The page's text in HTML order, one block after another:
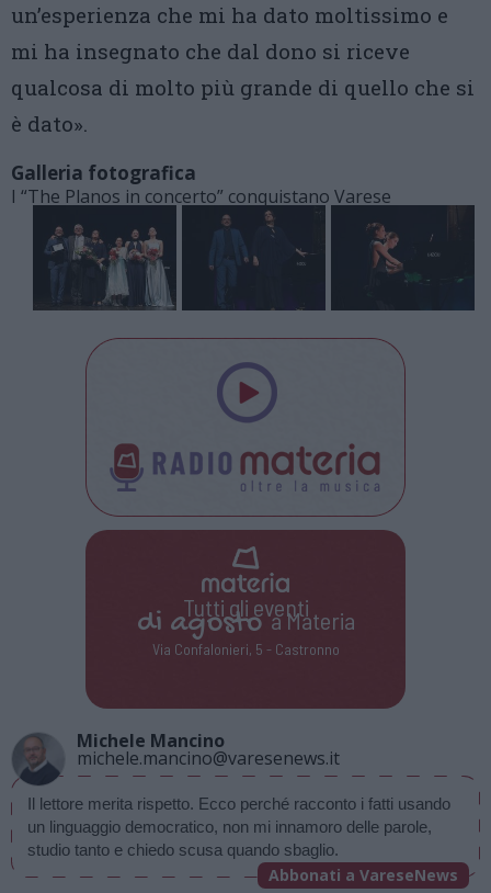
un’esperienza che mi ha dato moltissimo e
mi ha insegnato che dal dono si riceve
qualcosa di molto più grande di quello che si
è dato».
Galleria fotografica
I “The Planos in concerto” conquistano Varese
Tutti gli eventi
di agostoa Materia
Via Confalonieri, 5 - Castronno
Michele Mancino
michele.mancino@varesenews.it
Il lettore merita rispetto. Ecco perché racconto i fatti usando
un linguaggio democratico, non mi innamoro delle parole,
studio tanto e chiedo scusa quando sbaglio.
Abbonati a VareseNews